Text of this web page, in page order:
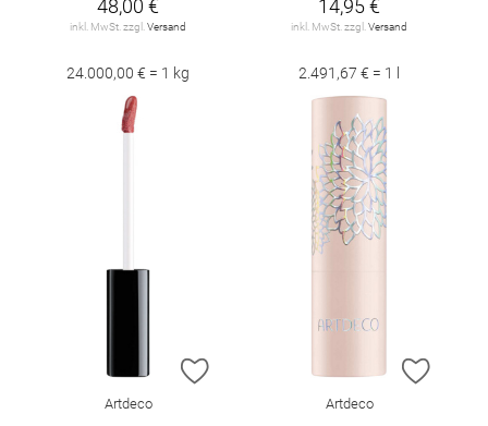
48,00 €
inkl. MwSt. zzgl. Versand
24.000,00 € = 1 kg
14,95 €
inkl. MwSt. zzgl. Versand
2.491,67 € = 1 l
ZUR WUNSCHLISTE HINZUFÜGEN
Artdeco
ZUR
Artdeco